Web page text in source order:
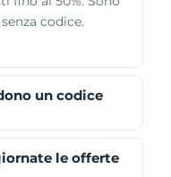
codice.
un codice
le offerte